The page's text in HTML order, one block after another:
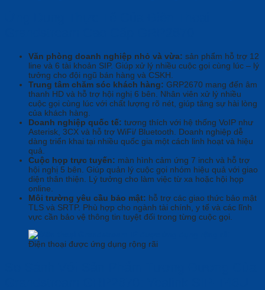
Văn phòng doanh nghiệp nhỏ và vừa: sản phẩm hỗ trợ 12
line và 6 tài khoản SIP. Giúp xử lý nhiều cuộc gọi cùng lúc – lý
tưởng cho đội ngũ bán hàng và CSKH.
Trung tâm chăm sóc khách hàng: GRP2670 mang đến âm
thanh HD và hỗ trợ hội nghị 6 bên. Nhân viên xử lý nhiều
cuộc gọi cùng lúc với chất lượng rõ nét, giúp tăng sự hài lòng
của khách hàng.
Doanh nghiệp quốc tế: tương thích với hệ thống VoIP như
Asterisk, 3CX và hỗ trợ WiFi/ Bluetooth. Doanh nghiệp dễ
dàng triển khai tại nhiều quốc gia một cách linh hoạt và hiệu
quả.
Cuộc họp trực tuyến: màn hình cảm ứng 7 inch và hỗ trợ
hội nghị 5 bên. Giúp quản lý cuộc gọi nhóm hiệu quả với giao
diện thân thiện. Lý tưởng cho làm việc từ xa hoặc hội họp
online.
Môi trường yêu cầu bảo mật: hỗ trợ các giao thức bảo mật
TLS và SRTP. Phù hợp cho ngành tài chính, y tế và các lĩnh
vực cần bảo vệ thông tin tuyệt đối trong từng cuộc gọi.
Điện thoại được ứng dụng rộng rãi